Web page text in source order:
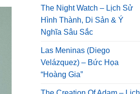
The Night Watch – Lịch Sử
Hình Thành, Di Sản & Ý
Nghĩa Sâu Sắc
Las Meninas (Diego
Velázquez) – Bức Họa
“Hoàng Gia”